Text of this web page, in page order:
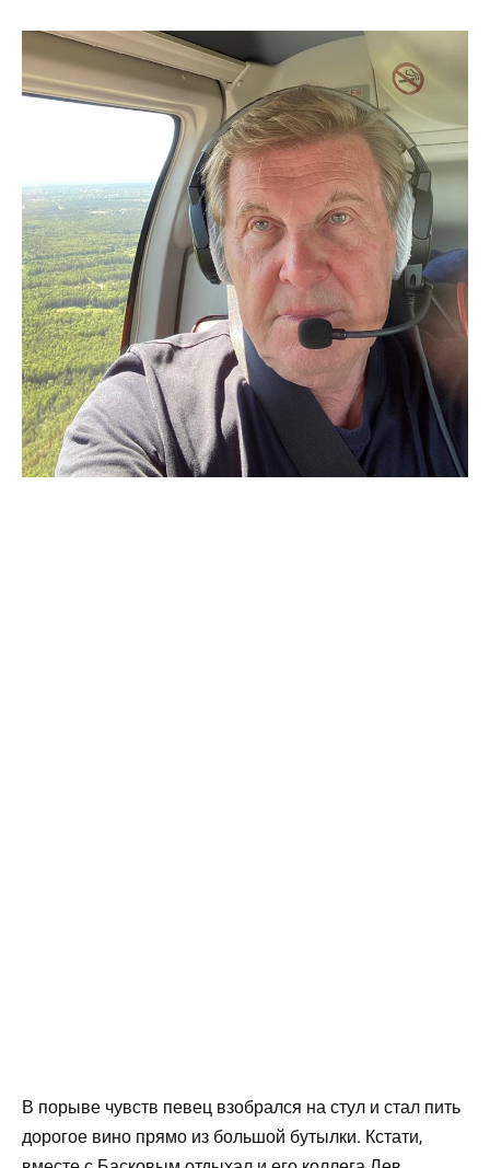
В порыве чувств певец взобрался на стул и стал пить
дорогое вино прямо из большой бутылки. Кстати,